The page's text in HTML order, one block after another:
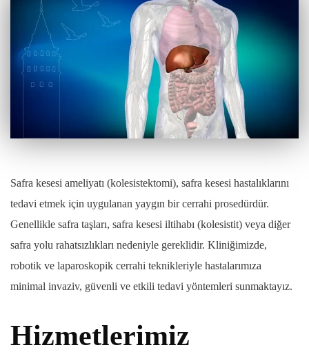
Safra kesesi ameliyatı (kolesistektomi), safra kesesi hastalıklarını
tedavi etmek için uygulanan yaygın bir cerrahi prosedürdür.
Genellikle safra taşları, safra kesesi iltihabı (kolesistit) veya diğer
safra yolu rahatsızlıkları nedeniyle gereklidir. Kliniğimizde,
robotik ve laparoskopik cerrahi teknikleriyle hastalarımıza
minimal invaziv, güvenli ve etkili tedavi yöntemleri sunmaktayız.
Hizmetlerimiz